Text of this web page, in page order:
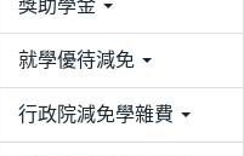
獎助學金
就學優待減免
行政院減免學雜費